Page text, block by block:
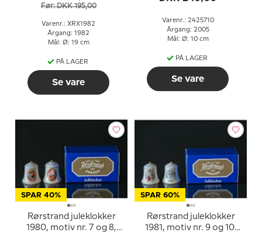
Før: DKK 195,00
Varenr.: XRX1982
Årgang: 1982
Mål: Ø: 19 cm
PÅ LAGER
Se vare
Varenr.: 2425710
Årgang: 2005
Mål: Ø: 10 cm
PÅ LAGER
Se vare
SPAR 40%
Rørstrand juleklokker
1980, motiv nr. 7 og 8,
SPAR 60%
Rørstrand juleklokker
1981, motiv nr. 9 og 10,